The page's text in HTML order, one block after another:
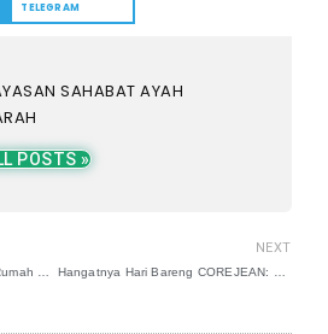
TELEGRAM
SAHABAT AYAH
POSTS »
NEXT